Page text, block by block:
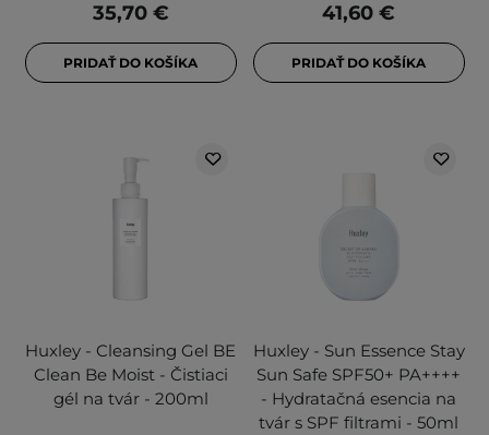
35,70 €
PRIDAŤ DO KOŠÍKA
41,60 €
PRIDAŤ DO KOŠÍKA
Huxley - Cleansing Gel BE
Clean Be Moist - Čistiaci
gél na tvár - 200ml
Huxley - Sun Essence Stay
Sun Safe SPF50+ PA++++
- Hydratačná esencia na
tvár s SPF filtrami - 50ml